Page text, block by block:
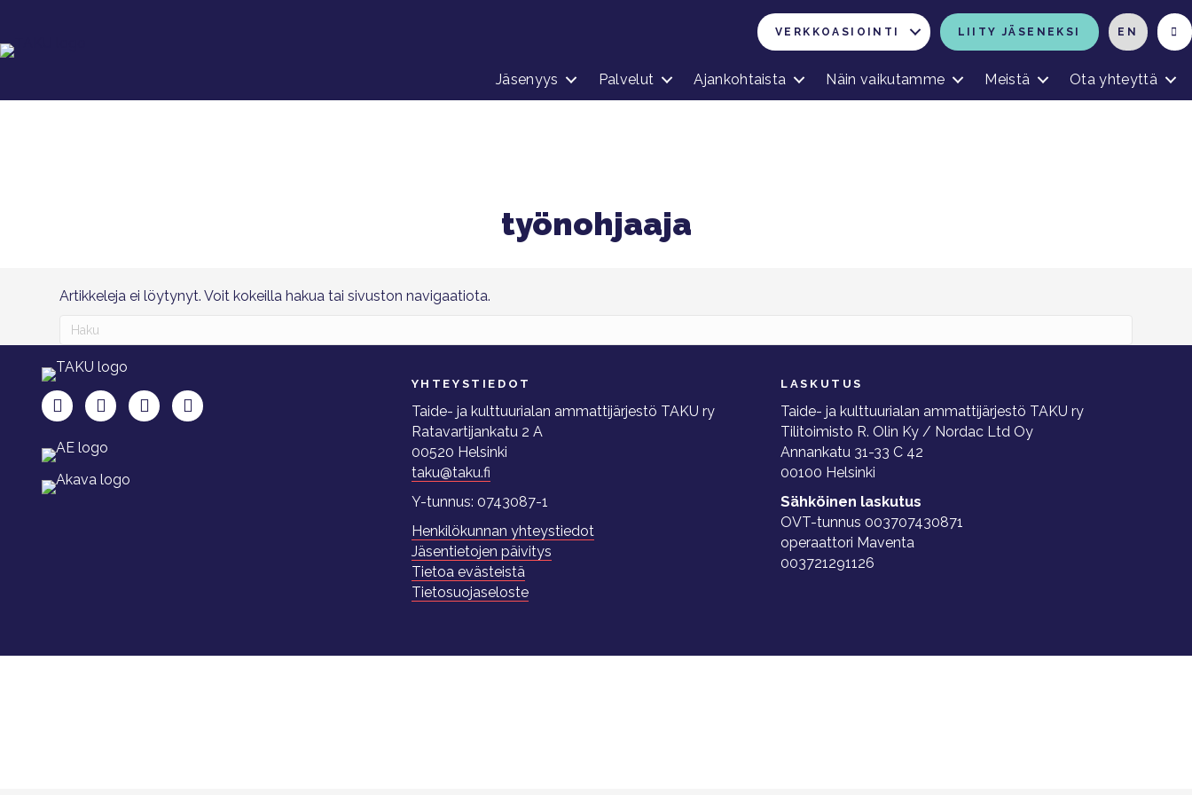
VERKKOASIOINTI LIITY JÄSENEKSI EN
Jäsenyys Palvelut Ajankohtaista Näin vaikutamme Meistä Ota yhteyttä
työnohjaaja
Artikkeleja ei löytynyt. Voit kokeilla hakua tai sivuston navigaatiota.
TAKU Facebookissa
TAKU Twitterissä
TAKU Instagramissa
TAKU LinkedInissä
YHTEYSTIEDOT
Taide- ja kulttuurialan ammattijärjestö TAKU ry
Ratavartijankatu 2 A
00520 Helsinki
taku@taku.fi
Y-tunnus: 0743087-1
Henkilökunnan yhteystiedot
Jäsentietojen päivitys
Tietoa evästeistä
Tietosuojaseloste
LASKUTUS
Taide- ja kulttuurialan ammattijärjestö TAKU ry
Tilitoimisto R. Olin Ky / Nordac Ltd Oy
Annankatu 31-33 C 42
00100 Helsinki
Sähköinen laskutus
OVT-tunnus 003707430871
operaattori Maventa
003721291126